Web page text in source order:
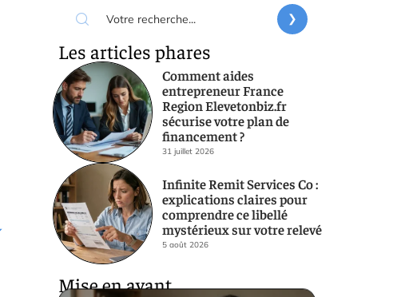
Les articles phares
Comment aides
entrepreneur France
Region Elevetonbiz.fr
sécurise votre plan de
financement ?
31 juillet 2026
Infinite Remit Services Co :
explications claires pour
comprendre ce libellé
mystérieux sur votre relevé
5 août 2026
Mise en avant